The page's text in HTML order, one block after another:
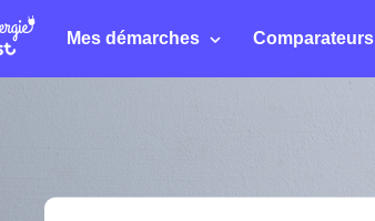
Mes démarches Comparateurs